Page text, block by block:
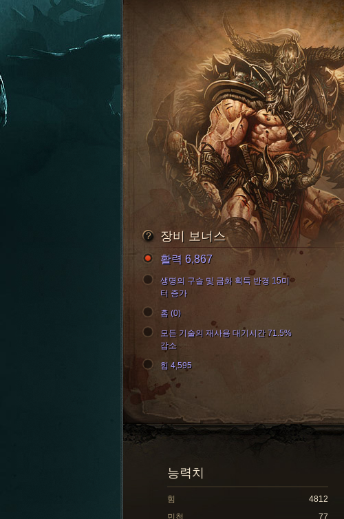
장비 보너스
활력 6,867
생명의 구슬 및 금화 획득 반경 15미
터 증가
홈 (0)
모든 기술의 재사용 대기시간 71.5%
감소
힘 4,595
능력치
힘
4812
민첩
77